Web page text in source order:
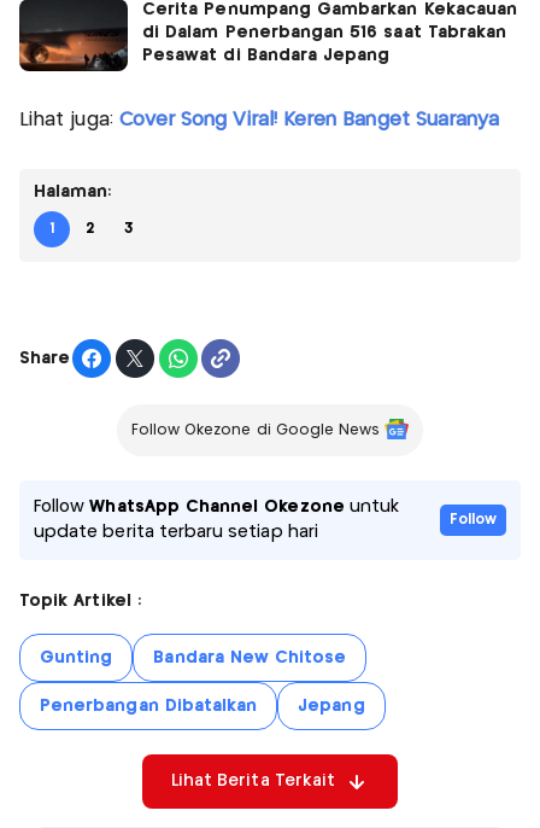
Cerita Penumpang Gambarkan Kekacauan
di Dalam Penerbangan 516 saat Tabrakan
Pesawat di Bandara Jepang
Lihat juga: Cover Song Viral! Keren Banget Suaranya
Halaman:
1 2 3
Share
Follow Okezone di Google News
FollowWhatsApp Channel Okezone untuk
update berita terbaru setiap hari
Follow
Topik Artikel :
Gunting Bandara New Chitose
Penerbangan Dibatalkan Jepang
Lihat Berita Terkait